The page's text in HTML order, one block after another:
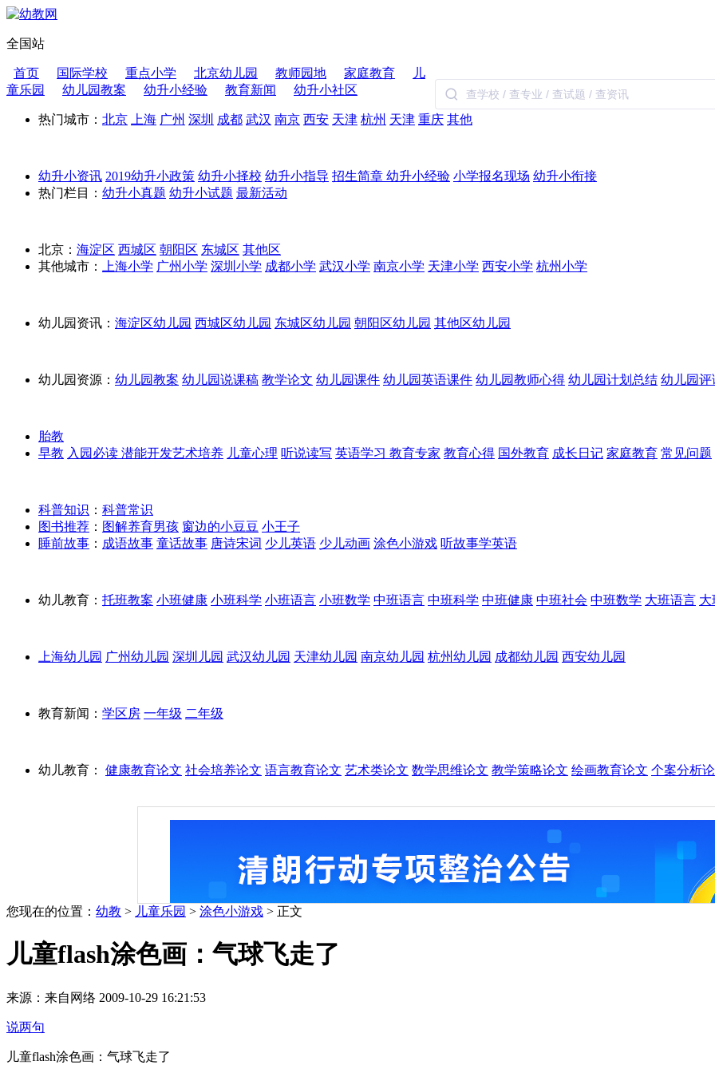
全国站
首页 国际学校 重点小学 北京幼儿园 教师园地 家庭教育
儿
童乐园
幼儿园教案 幼升小经验 教育新闻 幼升小社区
热门城市： 北京 上海 广州 深圳 成都 武汉 南京 西安 天津 杭州 天津 重庆 其他
幼升小资讯 2019幼升小政策 幼升小择校 幼升小指导 招生简章 幼升小经验 小学报名现场 幼升小衔接
热门栏目： 幼升小真题 幼升小试题 最新活动
北京： 海淀区 西城区 朝阳区 东城区 其他区
其他城市：
上海小学 广州小学 深圳小学 成都小学 武汉小学 南京小学 天津小学 西安小学 杭州小学
幼儿园资讯： 海淀区幼儿园 西城区幼儿园 东城区幼儿园 朝阳区幼儿园 其他区幼儿园
幼儿园资源： 幼儿园教案 幼儿园说课稿 教学论文 幼儿园课件 幼儿园英语课件 幼儿园教师心得 幼儿园计划总结 幼儿园评
胎教
早教 入园必读 潜能开发艺术培养 儿童心理 听说读写 英语学习 教育专家 教育心得 国外教育 成长日记 家庭教育 常见问题
科普知识 ： 科普常识
图书推荐 ： 图解养育男孩 窗边的小豆豆 小王子
睡前故事 ： 成语故事 童话故事 唐诗宋词 少儿英语 少儿动画 涂色小游戏 听故事学英语
幼儿教育： 托班教案 小班健康 小班科学 小班语言 小班数学 中班语言 中班科学 中班健康 中班社会 中班数学 大班语言 大
上海幼儿园 广州幼儿园 深圳儿园 武汉幼儿园 天津幼儿园 南京幼儿园 杭州幼儿园 成都幼儿园 西安幼儿园
教育新闻： 学区房 一年级 二年级
幼儿教育： 健康教育论文 社会培养论文 语言教育论文 艺术类论文 数学思维论文 教学策略论文 绘画教育论文 个案分析
您现在的位置： 幼教 > 儿童乐园 > 涂色小游戏 > 正文
儿童flash涂色画：气球飞走了
来源：来自网络 2009-10-29 16:21:53
说两句
儿童flash涂色画：气球飞走了